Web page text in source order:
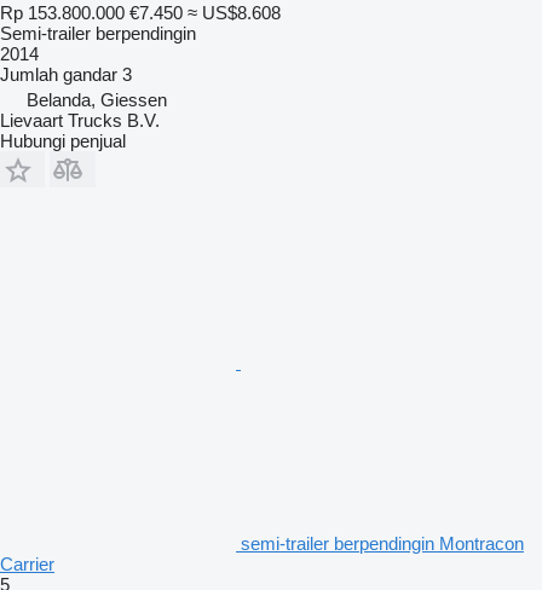
Rp 153.800.000 €7.450 ≈ US$8.608
Semi-trailer berpendingin
2014
Jumlah gandar 3
Belanda, Giessen
Lievaart Trucks B.V.
Hubungi penjual
semi-trailer berpendingin Montracon
Carrier
5